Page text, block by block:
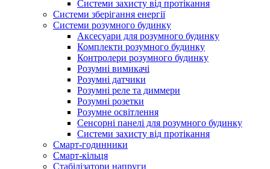
Системи захисту від протікання
Системи зберігання енергії
Системи розумного будинку
Аксесуари для розумного будинку
Комплекти розумного будинку
Контролери розумного будинку
Розумні вимикачі
Розумні датчики
Розумні реле та диммери
Розумні розетки
Розумне освітлення
Сенсорні панелі для розумного будинку
Системи захисту від протікання
Смарт-годинники
Смарт-кільця
Стабілізатори напруги